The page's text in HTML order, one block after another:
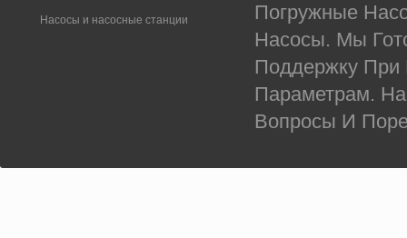
Насосы и насосные станции
Погружные
Насосы. Мы
Поддержку
Параметрам.
Вопросы И